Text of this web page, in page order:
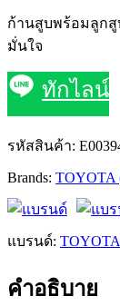
ก้านสูบพร้อมลูกสู
มั่นใจ
ทักไลน์
รหัสสินค้า:
Brands: TOYOTA
แบรนด์:
คำอธิบาย